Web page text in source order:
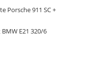
Porsche 911 SC +
E21 320/6